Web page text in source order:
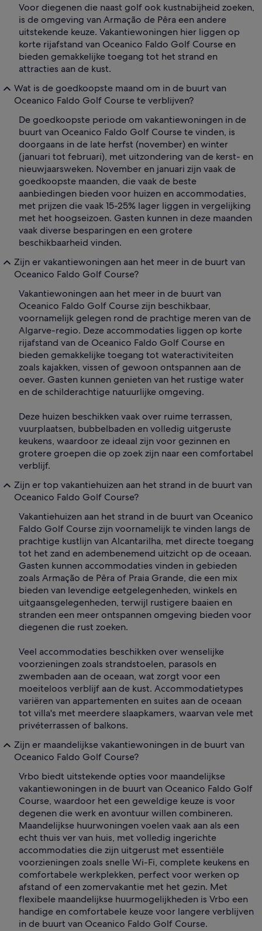
Voor diegenen die naast golf ook kustnabijheid zoeken,
is de omgeving van Armação de Pêra een andere
uitstekende keuze. Vakantiewoningen hier liggen op
korte rijafstand van Oceanico Faldo Golf Course en
bieden gemakkelijke toegang tot het strand en
attracties aan de kust.
Wat is de goedkoopste maand om in de buurt van
Oceanico Faldo Golf Course te verblijven?
De goedkoopste periode om vakantiewoningen in de
buurt van Oceanico Faldo Golf Course te vinden, is
doorgaans in de late herfst (november) en winter
(januari tot februari), met uitzondering van de kerst- en
nieuwjaarsweken. November en januari zijn vaak de
goedkoopste maanden, die vaak de beste
aanbiedingen bieden voor huizen en accommodaties,
met prijzen die vaak 15-25% lager liggen in vergelijking
met het hoogseizoen. Gasten kunnen in deze maanden
vaak diverse besparingen en een grotere
beschikbaarheid vinden.
Zijn er vakantiewoningen aan het meer in de buurt van
Oceanico Faldo Golf Course?
Vakantiewoningen aan het meer in de buurt van
Oceanico Faldo Golf Course zijn beschikbaar,
voornamelijk gelegen rond de prachtige meren van de
Algarve-regio. Deze accommodaties liggen op korte
rijafstand van de Oceanico Faldo Golf Course en
bieden gemakkelijke toegang tot wateractiviteiten
zoals kajakken, vissen of gewoon ontspannen aan de
oever. Gasten kunnen genieten van het rustige water
en de schilderachtige natuurlijke omgeving.
Deze huizen beschikken vaak over ruime terrassen,
vuurplaatsen, bubbelbaden en volledig uitgeruste
keukens, waardoor ze ideaal zijn voor gezinnen en
grotere groepen die op zoek zijn naar een comfortabel
verblijf.
Zijn er top vakantiehuizen aan het strand in de buurt van
Oceanico Faldo Golf Course?
Vakantiehuizen aan het strand in de buurt van Oceanico
Faldo Golf Course zijn voornamelijk te vinden langs de
prachtige kustlijn van Alcantarilha, met directe toegang
tot het zand en adembenemend uitzicht op de oceaan.
Gasten kunnen accommodaties vinden in gebieden
zoals Armação de Pêra of Praia Grande, die een mix
bieden van levendige eetgelegenheden, winkels en
uitgaansgelegenheden, terwijl rustigere baaien en
stranden een meer ontspannen omgeving bieden voor
diegenen die rust zoeken.
Veel accommodaties beschikken over wenselijke
voorzieningen zoals strandstoelen, parasols en
zwembaden aan de oceaan, wat zorgt voor een
moeiteloos verblijf aan de kust. Accommodatietypes
variëren van appartementen en suites aan de oceaan
tot villa's met meerdere slaapkamers, waarvan vele met
privéterrassen of balkons.
Zijn er maandelijkse vakantiewoningen in de buurt van
Oceanico Faldo Golf Course?
Vrbo biedt uitstekende opties voor maandelijkse
vakantiewoningen in de buurt van Oceanico Faldo Golf
Course, waardoor het een geweldige keuze is voor
degenen die werk en avontuur willen combineren.
Maandelijkse huurwoningen voelen vaak aan als een
echt thuis ver van huis, met volledig ingerichte
accommodaties die zijn uitgerust met essentiële
voorzieningen zoals snelle Wi-Fi, complete keukens en
comfortabele werkplekken, perfect voor werken op
afstand of een zomervakantie met het gezin. Met
flexibele maandelijkse huurmogelijkheden is Vrbo een
handige en comfortabele keuze voor langere verblijven
in de buurt van Oceanico Faldo Golf Course.